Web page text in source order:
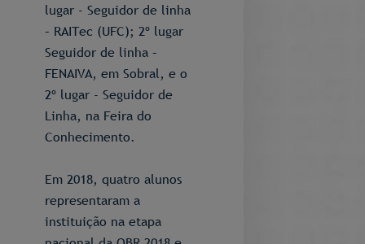
lugar - Seguidor de linha
– RAITec (UFC); 2º lugar
Seguidor de linha –
FENAIVA, em Sobral, e o
2º lugar - Seguidor de
Linha, na Feira do
Conhecimento.
Em 2018, quatro alunos
representaram a
instituição na etapa